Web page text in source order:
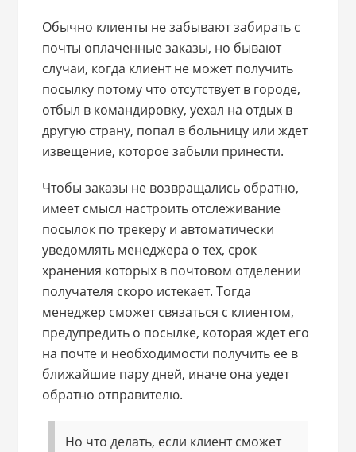
Обычно клиенты не забывают забирать с
почты оплаченные заказы, но бывают
случаи, когда клиент не может получить
посылку потому что отсутствует в городе,
отбыл в командировку, уехал на отдых в
другую страну, попал в больницу или ждет
извещение, которое забыли принести.
Чтобы заказы не возвращались обратно,
имеет смысл настроить отслеживание
посылок по трекеру и автоматически
уведомлять менеджера о тех, срок
хранения которых в почтовом отделении
получателя скоро истекает. Тогда
менеджер сможет связаться с клиентом,
предупредить о посылке, которая ждет его
на почте и необходимости получить ее в
ближайшие пару дней, иначе она уедет
обратно отправителю.
Но что делать, если клиент сможет